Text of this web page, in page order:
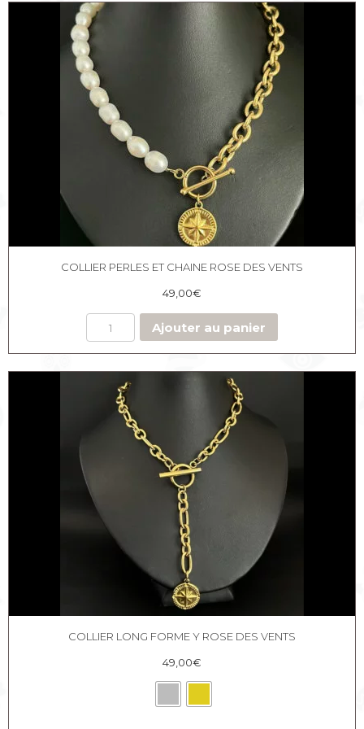
COLLIER PERLES ET CHAINE ROSE DES VENTS
49,00€
Ajouter au panier
COLLIER LONG FORME Y ROSE DES VENTS
49,00€